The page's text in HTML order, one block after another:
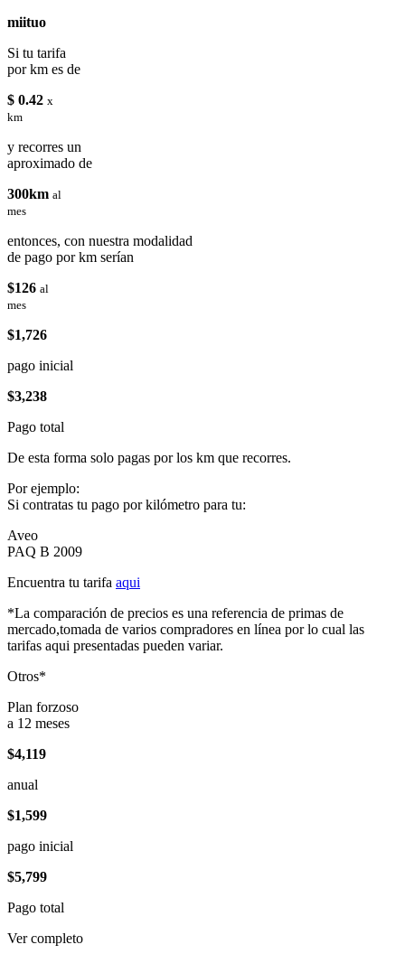
miituo
Si tu tarifa
por km es de
$ 0.42 x
km
y recorres un
aproximado de
300km al
mes
entonces, con nuestra modalidad
de pago por km serían
$126 al
mes
$1,726
pago inicial
$3,238
Pago total
De esta forma solo pagas por los km que recorres.
Por ejemplo:
Si contratas tu pago por kilómetro para tu:
Aveo
PAQ B 2009
Encuentra tu tarifa aqui
*La comparación de precios es una referencia de primas de
mercado,tomada de varios compradores en línea por lo cual las
tarifas aqui presentadas pueden variar.
Otros*
Plan forzoso
a 12 meses
$4,119
anual
$1,599
pago inicial
$5,799
Pago total
Ver completo